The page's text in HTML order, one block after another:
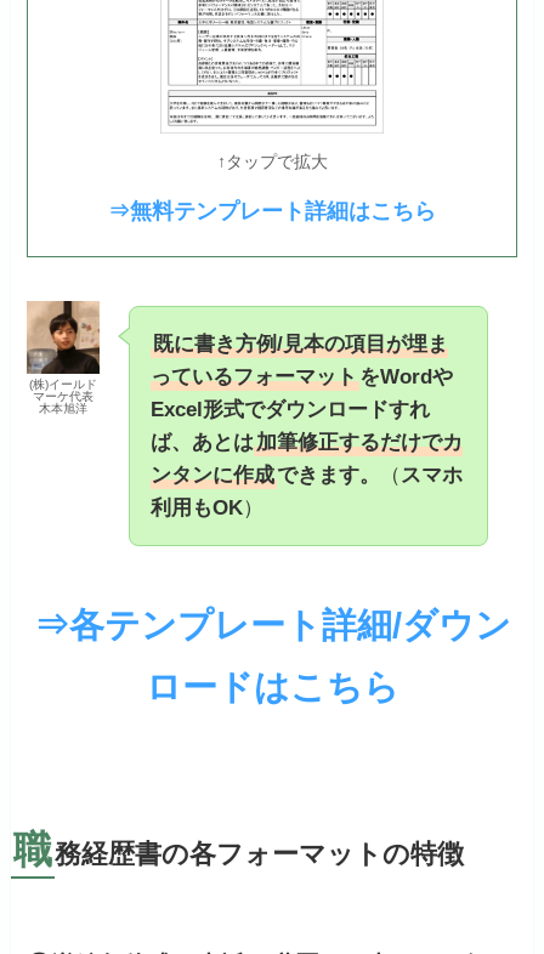
↑タップで拡大
⇒無料テンプレート詳細はこちら
(株)イールド
マーケ代表
木本旭洋
既に書き方例/見本の項目が埋ま
っているフォーマットをWordや
Excel形式でダウンロードすれ
ば、あとは加筆修正するだけでカ
ンタンに作成できます。 （ スマホ
利用もOK）
⇒各テンプレート詳細/ダウン
ロードはこちら
職務経歴書の各フォーマットの特徴